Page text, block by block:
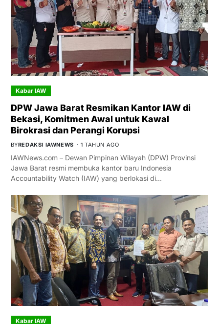
Kabar IAW
DPW Jawa Barat Resmikan Kantor IAW di
Bekasi, Komitmen Awal untuk Kawal
Birokrasi dan Perangi Korupsi
BYREDAKSI IAWNEWS 1 TAHUN AGO
IAWNews.com – Dewan Pimpinan Wilayah (DPW) Provinsi
Jawa Barat resmi membuka kantor baru Indonesia
Accountability Watch (IAW) yang berlokasi di…
Kabar IAW